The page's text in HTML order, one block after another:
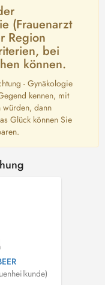
(Frauenarzt
Region
bei
können.
- Gynäkologie
kennen, mit
würden, dann
Glück können Sie